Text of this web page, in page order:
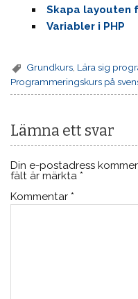
Skapa layouten
Variabler i PHP
Grundkurs Lära sig
Programmeringskurs på
Lämna ett svar
Din e-postadress
fält är märkta *
Kommentar *